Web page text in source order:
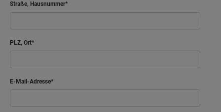
Straße, Hausnummer
PLZ, Ort
E-Mail-Adresse